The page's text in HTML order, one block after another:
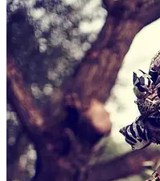
Portfolio
People